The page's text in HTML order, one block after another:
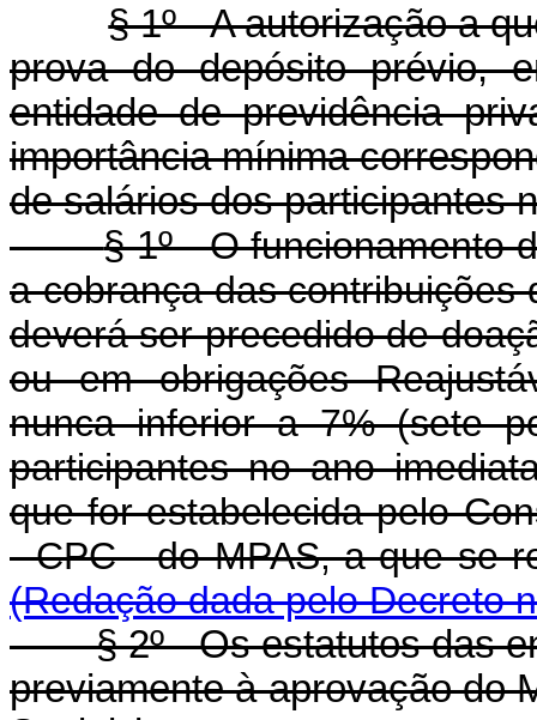
§ 1º - A autorização a
prova do depósito prévio,
entidade de previdência
importância mínima
de salários dos participantes
§ 1º- O funcionamento
a cobrança das contribuições
deverá ser precedido de
ou em obrigações
nunca inferior a 7% (sete
participantes no ano
que for estabelecida pelo
- CPC - do MPAS, a que se
(Redação dada pelo Decreto
§ 2º - Os estatutos das
previamente à aprovação do